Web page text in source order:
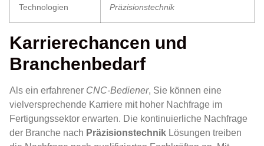
Technologien
Präzisionstechnik
Karrierechancen und
Branchenbedarf
Als ein erfahrener CNC-Bediener, Sie können eine
vielversprechende Karriere mit hoher Nachfrage im
Fertigungssektor erwarten. Die kontinuierliche Nachfrage
der Branche nach Präzisionstechnik Lösungen treiben